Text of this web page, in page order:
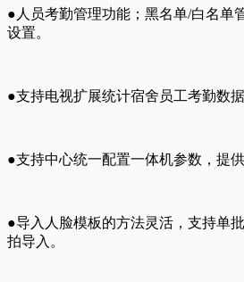
●人员考勤管理功能；黑名单/白名单
设置。
●支持电视扩展统计宿舍员工考勤数据
●支持中心统一配置一体机参数，提
●导入人脸模板的方法灵活，支持单
拍导入。